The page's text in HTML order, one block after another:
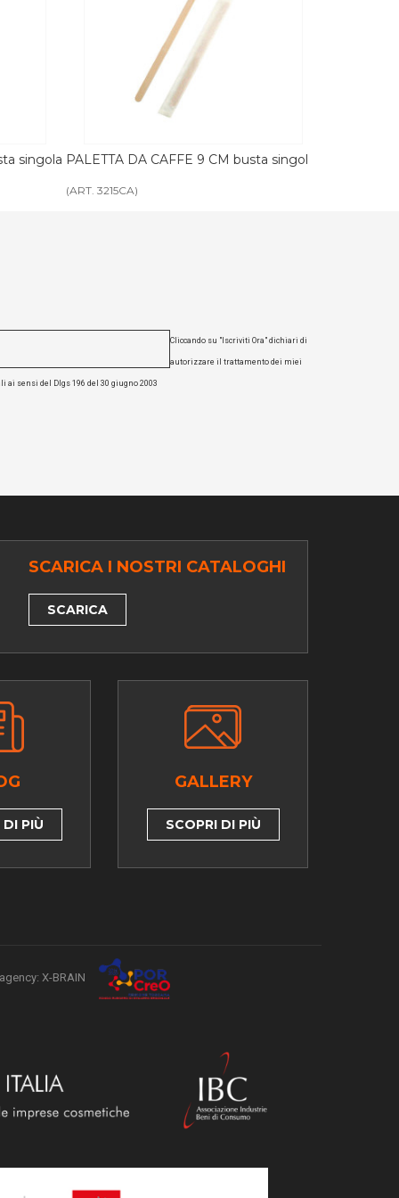
busta singola BICCHIERE CAPPUCCINO carta
(ART. 3050)
Cliccando su "Iscriviti Ora" dichiari di
autorizzare il trattamento dei miei
ai sensi del Dlgs 196 del 30 giugno 2003
SCARICA I NOSTRI CATALOGHI
SCARICA
DI PIÙ
GALLERY
SCOPRI DI PIÙ
X-BRAIN